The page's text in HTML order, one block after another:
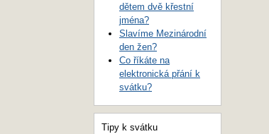
dětem dvě křestní
jména?
Slavíme Mezinárodní
den žen?
Co říkáte na
elektronická přání k
svátku?
Tipy k svátku